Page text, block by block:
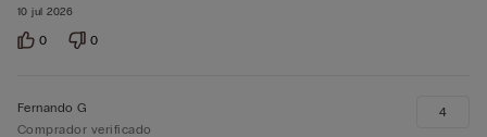
10 jul 2026
0 0
Fernando G
Comprador verificado
4